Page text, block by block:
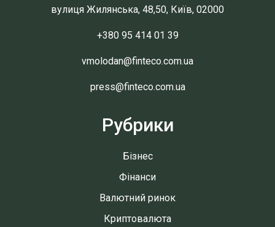
вулиця Жилянська, 48,50, Київ, 02000
+380 95 414 01 39
vmolodan@finteco.com.ua
press@finteco.com.ua
Рубрики
Бізнес
Фінанси
Валютний ринок
Криптовалюта